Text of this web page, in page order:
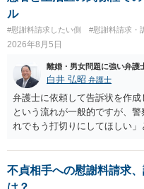
ル
#慰謝料請求したい側 #慰謝料請求・
2026年8月5日
離婚・男女問題に強い弁護
白井 弘昭 弁護士
弁護士に依頼して告訴状を作
という流れが一般的ですが、
れでもう打切りにしてほしい
検察庁に訴えるのもありかも
は、結局所轄だと思われます
ないです。 一度、最寄りの「
不貞相手への慰謝料請求